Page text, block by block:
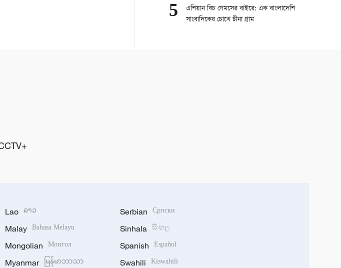
5
এশিয়ান বিচ গেমসের বাইরে: এক বাংলাদেশি
সাংবাদিকের চোখে চীনা গ্রাম
Lao ລາວ
Malay Bahasa Melayu
Mongolian Монгол
Myanmar မြန်မာဘာသာ
Serbian Српски
Sinhala සිංහල
Spanish Español
Swahili Kiswahili